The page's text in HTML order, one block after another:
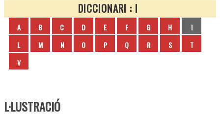
DICCIONARI : I
Inici
Diccionari
A B C D E F G H
I
L
M N O P Q R S
T
V
IL·LUSTRACIÓ